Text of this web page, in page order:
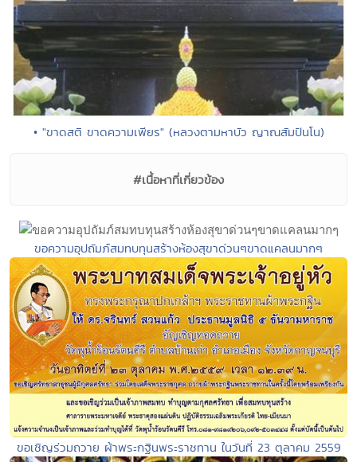
• "ขาดสติ ขาดความเพียร" (หลวงตามหาบัว ญาณสัมปันโน)
#เนื้อหาที่เกี่ยวข้อง
ขอความอุปถัมภ์สมทบทุนสร้างห้องสุขาด่วนๆขาดแคลนมากๆ
ขอเชิญร่วมถวาย ผ้าพระกฐินพระราชทาน ในวันที่ 23 ตุลาคม 2559